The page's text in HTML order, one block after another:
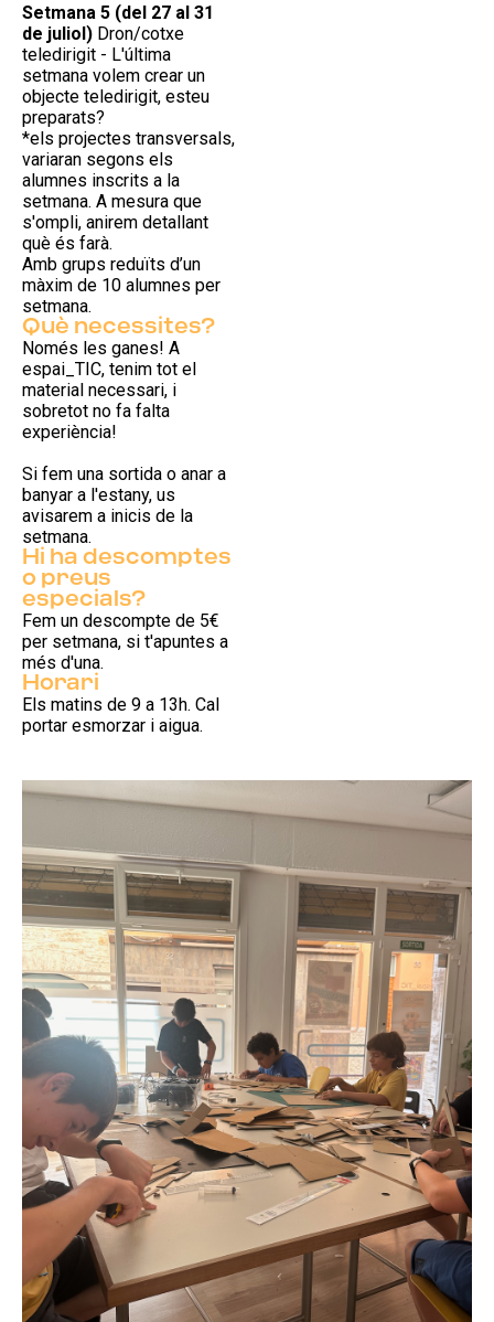
Setmana 5 (del 27 al 31
de juliol) Dron/cotxe
teledirigit - L'última
setmana volem crear un
objecte teledirigit, esteu
preparats?
*els projectes transversals,
variaran segons els
alumnes inscrits a la
setmana. A mesura que
s'ompli, anirem detallant
què és farà.
Amb grups reduïts d’un
màxim de 10 alumnes per
setmana.
Què necessites?
Només les ganes! A
espai_TIC, tenim tot el
material necessari, i
sobretot no fa falta
experiència!
Si fem una sortida o anar a
banyar a l'estany, us
avisarem a inicis de la
setmana.
Hi ha descomptes
o preus
especials?
Fem un descompte de 5€
per setmana, si t'apuntes a
més d'una.
Horari
Els matins de 9 a 13h. Cal
portar esmorzar i aigua.